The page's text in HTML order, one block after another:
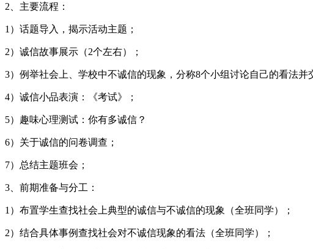
2、主要流程：
1）话题导入，揭示活动主题；
2）诚信故事展示（2个左右）；
3）例举社会上、学校中不诚信的现象，分称8个小组讨论自己的看法并
4）诚信小品表演：《考试》；
5）趣味心理测试：你有多诚信？
6）关于诚信的问卷调查；
7）总结主题班会；
3、前期准备与分工：
1）布置学生查找社会上典型的诚信与不诚信的现象（全班同学）；
2）结合具体事例查找社会对不诚信现象的看法（全班同学）；